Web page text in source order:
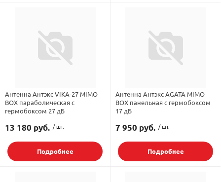
Антенна Антэкс VIKA-27 MIMO
BOX параболическая с
гермобоксом 27 дБ
13 180 руб. / шт.
Подробнее
Антенна Антэкс AGATA MIMO
BOX панельная с гермобоксом
17 дБ
7 950 руб. / шт.
Подробнее